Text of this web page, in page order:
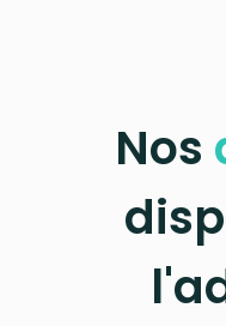
Nos